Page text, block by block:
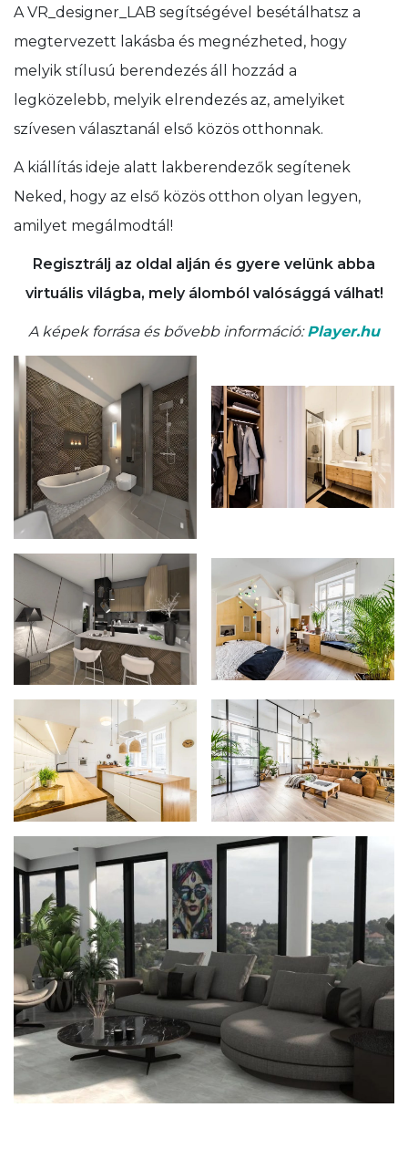
A VR_designer_LAB segítségével besétálhatsz a
megtervezett lakásba és megnézheted, hogy
melyik stílusú berendezés áll hozzád a
legközelebb, melyik elrendezés az, amelyiket
szívesen választanál első közös otthonnak.
A kiállítás ideje alatt lakberendezők segítenek
Neked, hogy az első közös otthon olyan legyen,
amilyet megálmodtál!
Regisztrálj az oldal alján és gyere velünk abba
virtuális világba, mely álomból valósággá válhat!
A képek forrása és bővebb információ:Player.hu